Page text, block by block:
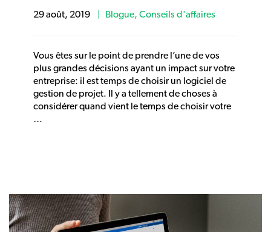
29 août, 2019 Blogue, Conseils d'affaires
Vous êtes sur le point de prendre l’une de vos
plus grandes décisions ayant un impact sur votre
entreprise: il est temps de choisir un logiciel de
gestion de projet. Il y a tellement de choses à
considérer quand vient le temps de choisir votre
…